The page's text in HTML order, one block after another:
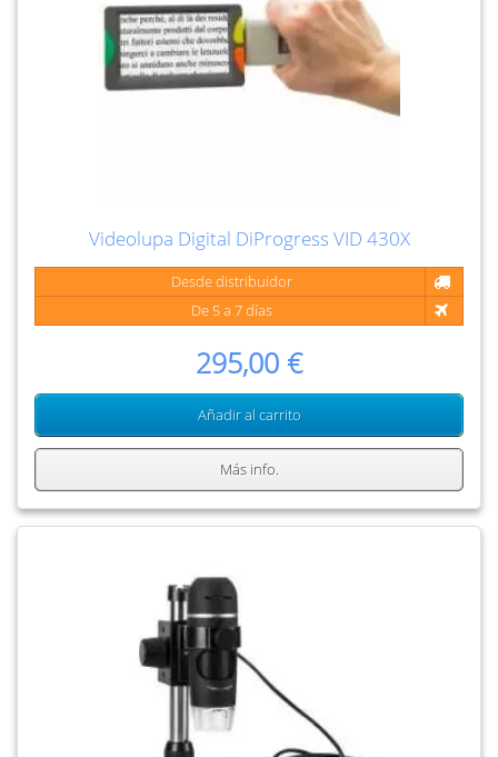
Videolupa Digital DiProgress VID 430X
Desde distribuidor
De 5 a 7 días
295,00 €
Añadir al carrito
Más info.